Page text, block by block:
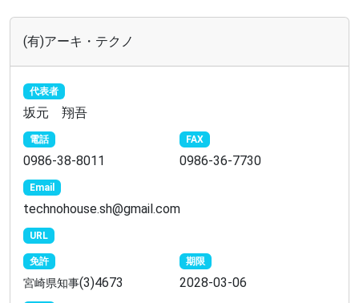
(有)アーキ・テクノ
代表者
坂元 翔吾
電話
0986-38-8011
FAX
0986-36-7730
Email
technohouse.sh@gmail.com
URL
免許
宮崎県知事(3)4673
期限
2028-03-06